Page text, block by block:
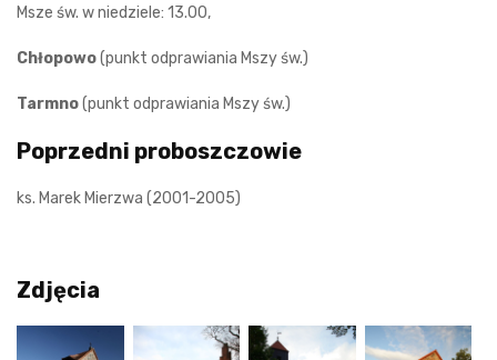
Msze św. w niedziele: 13.00,
Chłopowo(punkt odprawiania Mszy św.)
Tarmno(punkt odprawiania Mszy św.)
Poprzedni proboszczowie
ks. Marek Mierzwa (2001-2005)
Zdjęcia